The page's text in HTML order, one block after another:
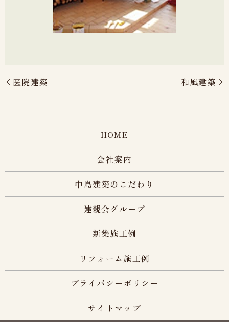
医院建築 和風建築
HOME
会社案内
中島建築のこだわり
建親会グループ
新築施工例
リフォーム施工例
プライバシーポリシー
サイトマップ